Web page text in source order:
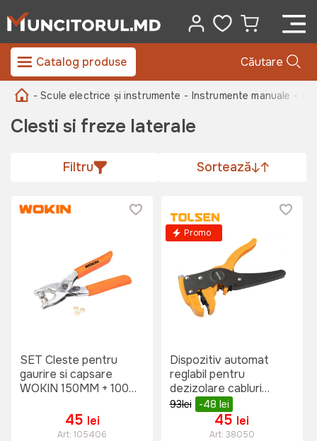
Catalog produse Căutare
- Scule electrice și instrumente - Instrumente manuale -
Clesti si freze laterale
Filtru Sortează
SET Cleste pentru
gaurire si capsare
WOKIN 150MM + 100
45 lei
Art: 105406
Promo
Dispozitiv automat
reglabil pentru
dezizolare cabluri
TOLSEN 0:5-6 mm
93lei -48 lei
45 lei
Art: 38050